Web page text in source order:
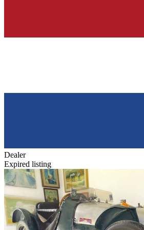
Dealer
Expired listing